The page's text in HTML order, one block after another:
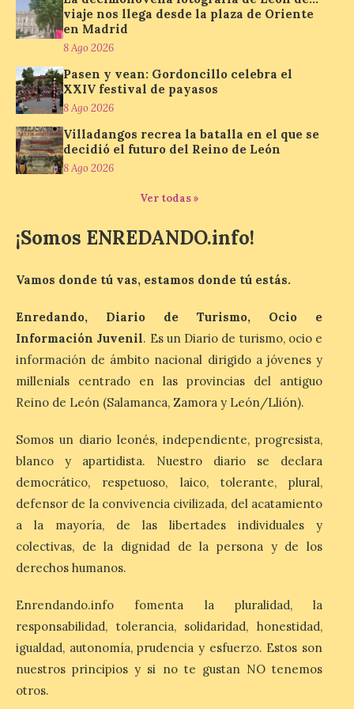
nos envía la décimo […]
Los minerales y sus usos
más comunes centran la
nueva exposición del
Museo de la Siderurgia y
la Minería de Sabero
8 Ago 2026
de agosto a las doce y
media de la mañana,
minerales, rocas y fósiles de Castilla y
León’, podrá visitarse hasta finales del
La Bañeza inicia sus
fiestas con el pregón a
cargo de Arturo Martínez
Matilla
8 Ago 2026
El Ayuntamiento de La
Bañeza designa a Arturo
Martínez Matilla como
pregonero de las Fiestas
2026. Tendrá lugar este
sábado 8 de agosto a las 21,00 horas en el
teatro municipal de La Bañeza. El
La I Feria de la Cerveza
Artesana de Astorga
arranca con una gran
viaje nos llega desde la plaza de Oriente
en Madrid
8 Ago 2026
Pasen y vean: Gordoncillo celebra el
XXIV festival de payasos
8 Ago 2026
Villadangos recrea la batalla en el que se
decidió el futuro del Reino de León
8 Ago 2026
Ver todas »
¡Somos ENREDANDO.info!
Vamos donde tú vas, estamos donde tú estás.
Enredando, Diario de Turismo, Ocio e
Información Juvenil. Es un Diario de turismo, ocio e
información de ámbito nacional dirigido a jóvenes y
millenials centrado en las provincias del antiguo
Reino de León (Salamanca, Zamora y León/Llión).
Somos un diario leonés, independiente, progresista,
blanco y apartidista. Nuestro diario se declara
democrático, respetuoso, laico, tolerante, plural,
defensor de la convivencia civilizada, del acatamiento
a la mayoría, de las libertades individuales y
colectivas, de la dignidad de la persona y de los
derechos humanos.
Enrendando.info fomenta la pluralidad, la
responsabilidad, tolerancia, solidaridad, honestidad,
igualdad, autonomía, prudencia y esfuerzo. Estos son
nuestros principios y si no te gustan NO tenemos
otros.